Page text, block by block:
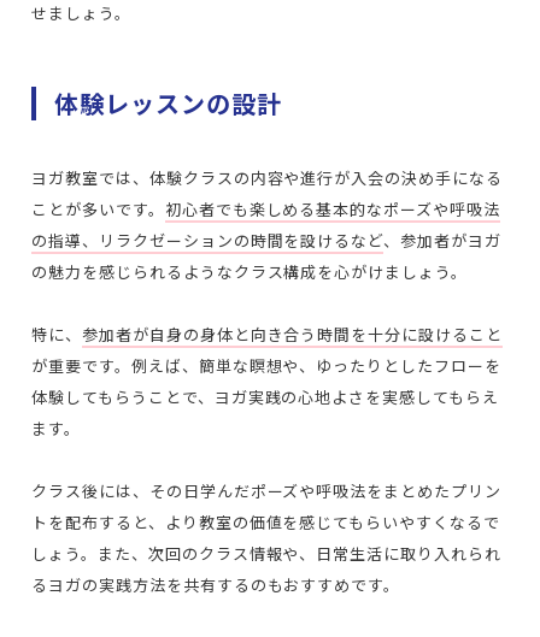
せましょう。
体験レッスンの設計
ヨガ教室では、体験クラスの内容や進行が入会の決め手になる
ことが多いです。 初心者でも楽しめる基本的なポーズや呼吸法
の指導、リラクゼーションの時間を設けるなど、参加者がヨガ
の魅力を感じられるようなクラス構成を心がけましょう。
特に、 参加者が自身の身体と向き合う時間を十分に設けること
が重要です。例えば、簡単な瞑想や、ゆったりとしたフローを
体験してもらうことで、ヨガ実践の心地よさを実感してもらえ
ます。
クラス後には、その日学んだポーズや呼吸法をまとめたプリン
トを配布すると、より教室の価値を感じてもらいやすくなるで
しょう。また、次回のクラス情報や、日常生活に取り入れられ
るヨガの実践方法を共有するのもおすすめです。